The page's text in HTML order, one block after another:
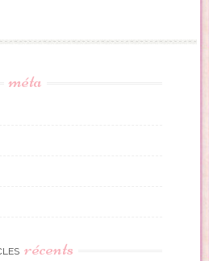
méta
récents